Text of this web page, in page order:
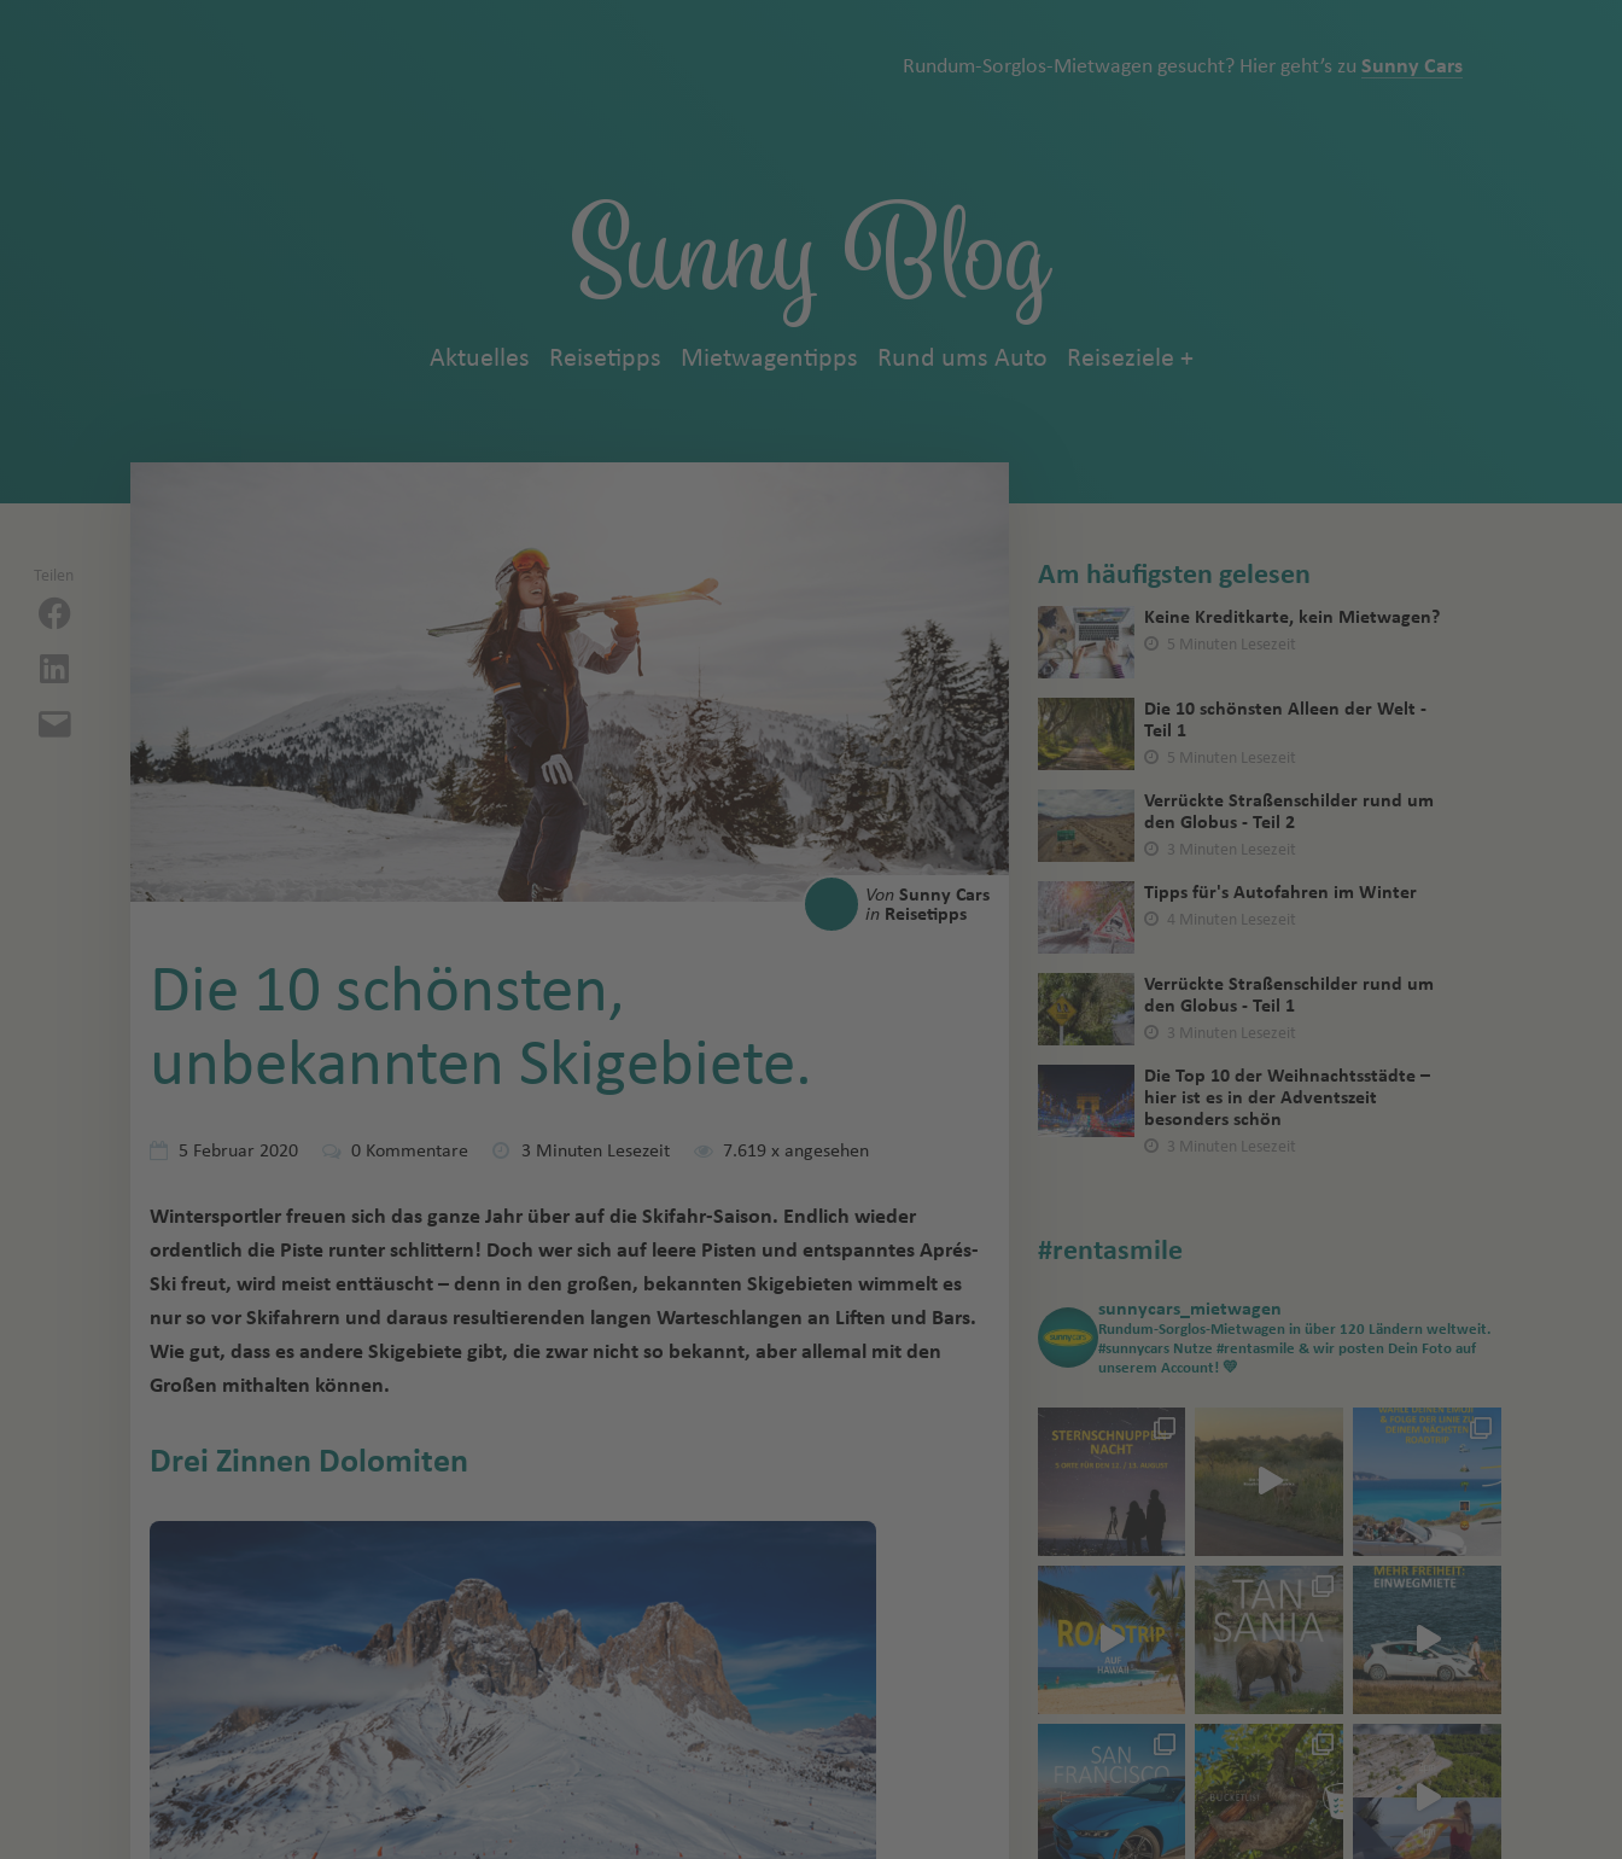
Rundum-Sorglos-Mietwagen gesucht? Hier geht’s zu Sunny Cars
Sunny Blog
Aktuelles Reisetipps Mietwagentipps Rund ums Auto Reiseziele
Teilen
VonSunny Cars
inReisetipps
Die 10 schönsten,
unbekannten Skigebiete.
5 Februar 2020 0 Kommentare 3 Minuten Lesezeit 7.619 x angesehen
Wintersportler freuen sich das ganze Jahr über auf die Skifahr-Saison. Endlich wieder
ordentlich die Piste runter schlittern! Doch wer sich auf leere Pisten und entspanntes Aprés-
Ski freut, wird meist enttäuscht – denn in den großen, bekannten Skigebieten wimmelt es
nur so vor Skifahrern und daraus resultierenden langen Warteschlangen an Liften und Bars.
Wie gut, dass es andere Skigebiete gibt, die zwar nicht so bekannt, aber allemal mit den
Großen mithalten können.
Drei Zinnen Dolomiten
Am häufigsten gelesen
Keine Kreditkarte, kein Mietwagen?
5 Minuten Lesezeit
Die 10 schönsten Alleen der Welt -
Teil 1
5 Minuten Lesezeit
Verrückte Straßenschilder rund um
den Globus - Teil 2
3 Minuten Lesezeit
Tipps für's Autofahren im Winter
4 Minuten Lesezeit
Verrückte Straßenschilder rund um
den Globus - Teil 1
3 Minuten Lesezeit
Die Top 10 der Weihnachtsstädte –
hier ist es in der Adventszeit
besonders schön
3 Minuten Lesezeit
#rentasmile
sunnycars_mietwagen
Rundum-Sorglos-Mietwagen in über 120 Ländern weltweit.
#sunnycars Nutze #rentasmile & wir posten Dein Foto auf
unserem Account! 💛